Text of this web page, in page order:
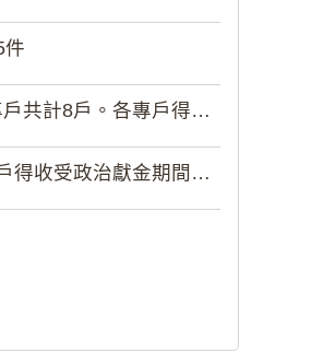
件
8戶。各專戶得收受...
政治獻金期間為自...